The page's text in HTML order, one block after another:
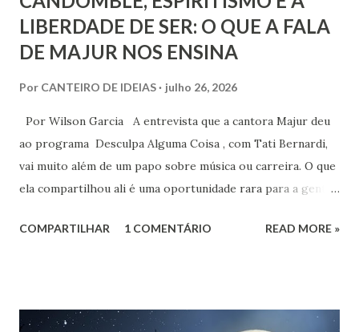
LIBERDADE DE SER: O QUE A FALA
DE MAJUR NOS ENSINA
Por CANTEIRO DE IDEIAS julho 26, 2026
Por Wilson Garcia A entrevista que a cantora Majur deu
ao programa Desculpa Alguma Coisa , com Tati Bernardi,
vai muito além de um papo sobre música ou carreira. O que
ela compartilhou ali é uma oportunidade rara para a gente
identidade espiritual, pertencimento e intolerância
Ao dizer que deixar o ambiente evangélico não significou
COMPARTILHAR 1 COMENTÁRIO READ MORE »